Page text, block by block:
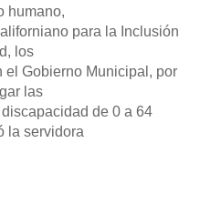
humano,
para la Inclusión
los
el Gobierno Municipal, por
las
de 0 a 64
la servidora